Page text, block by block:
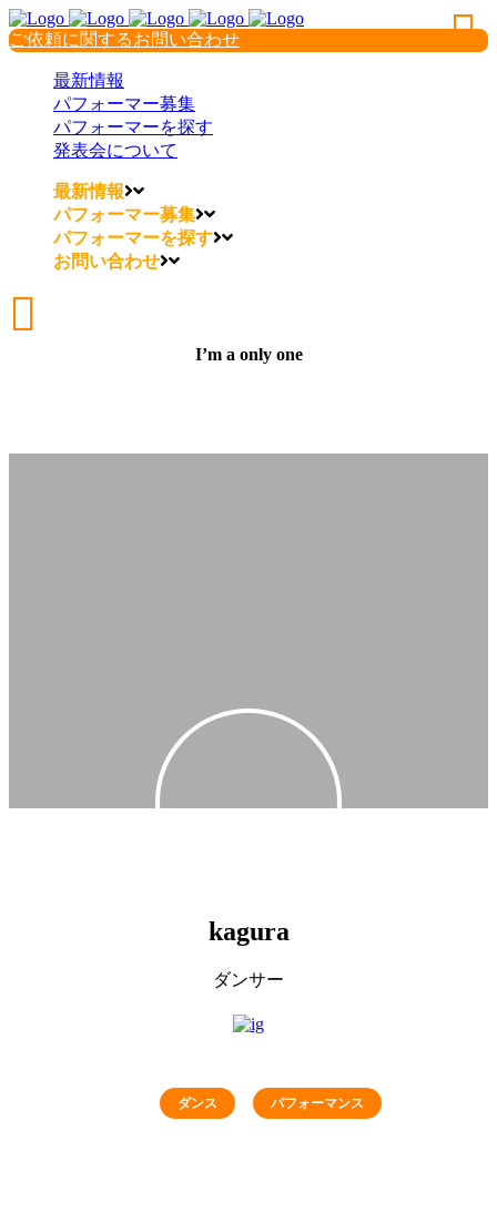
ご依頼に関するお問い合わせ
最新情報
パフォーマー募集
パフォーマーを探す
発表会について
最新情報
パフォーマー募集
パフォーマーを探す
お問い合わせ
I’m a only one
kagura
ダンサー
ダンス パフォーマンス